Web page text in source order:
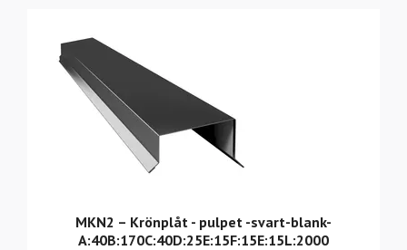
MKN2 – Krönplåt - pulpet -svart-blank-
A:40B:170C:40D:25E:15F:15E:15L:2000